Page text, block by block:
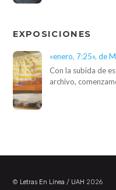
EXPOSICIONES
«enero, 7:25», de
Con la subida de
archivo,
© Letras En Línea / UAH 2026